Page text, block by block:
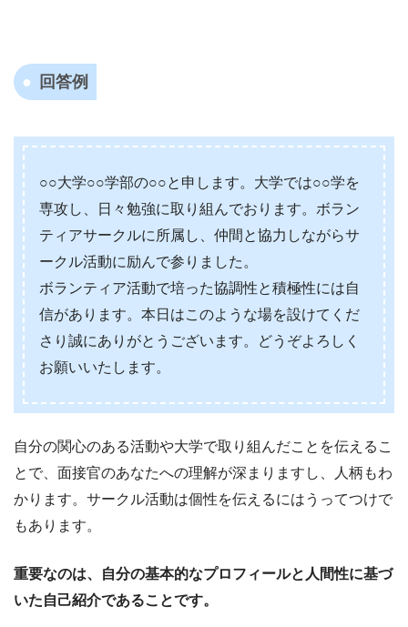
回答例
○○大学○○学部の○○と申します。大学では○○学を
専攻し、日々勉強に取り組んでおります。ボラン
ティアサークルに所属し、仲間と協力しながらサ
ークル活動に励んで参りました。
ボランティア活動で培った協調性と積極性には自
信があります。本日はこのような場を設けてくだ
さり誠にありがとうございます。どうぞよろしく
お願いいたします。
自分の関心のある活動や大学で取り組んだことを伝えるこ
とで、面接官のあなたへの理解が深まりますし、人柄もわ
かります。サークル活動は個性を伝えるにはうってつけで
もあります。
重要なのは、自分の基本的なプロフィールと人間性に基づ
いた自己紹介であることです。